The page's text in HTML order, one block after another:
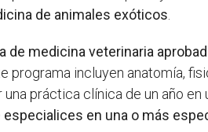
de animales exóticos
de medicina veterinaria
programa incluyen anatomía,
práctica clínica de un año en
en una o más